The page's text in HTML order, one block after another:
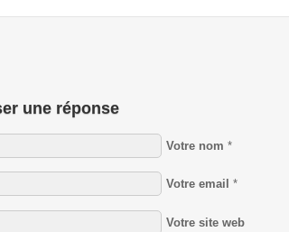
une réponse
Votre nom *
Votre email *
Votre site web